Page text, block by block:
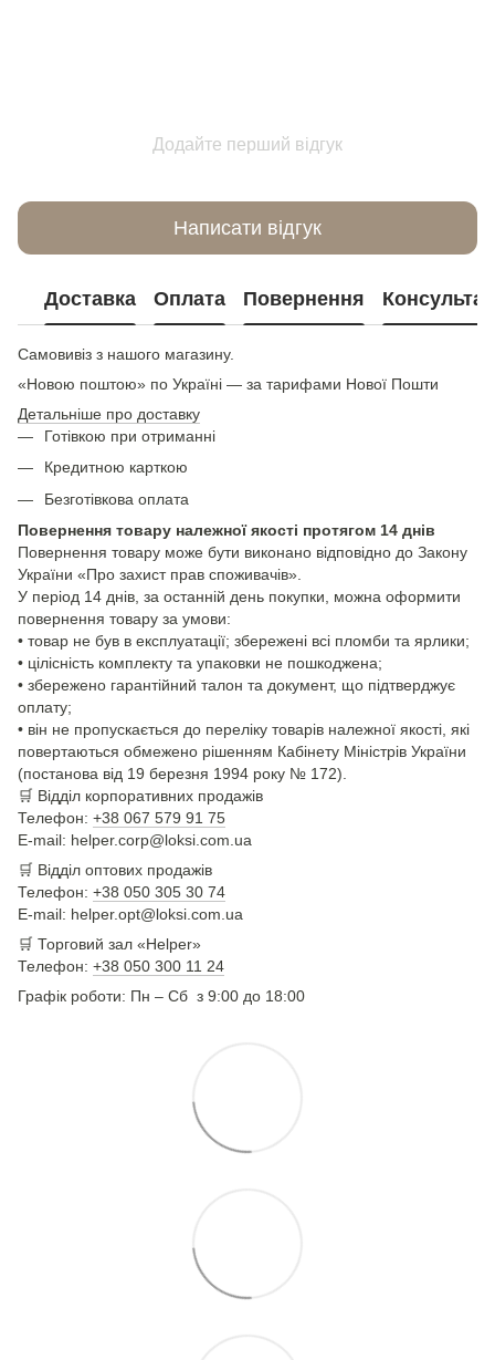
Додайте перший відгук
Написати відгук
Доставка Оплата Повернення
Самовивіз з нашого магазину.
«Новою поштою» по Україні — за тарифами Нової Пошти
Детальніше про доставку
Готівкою при отриманні
Кредитною карткою
Безготівкова оплата
Повернення товару належної якості протягом 14 днів
Повернення товару може бути виконано відповідно до Закону
України «Про захист прав споживачів».
У період 14 днів, за останній день покупки, можна оформити
повернення товару за умови:
• товар не був в експлуатації; збережені всі пломби та ярлики;
• цілісність комплекту та упаковки не пошкоджена;
• збережено гарантійний талон та документ, що підтверджує
оплату;
• він не пропускається до переліку товарів належної якості, які
повертаються обмежено рішенням Кабінету Міністрів України
(постанова від 19 березня 1994 року № 172).
🛒 Відділ корпоративних продажів
Телефон: +38 067 579 91 75
E-mail: helper.corp@loksi.com.ua
🛒 Відділ оптових продажів
Телефон: +38 050 305 30 74
E-mail: helper.opt@loksi.com.ua
🛒 Торговий зал «Helper»
Телефон: +38 050 300 11 24
Графік роботи: Пн – Сб з 9:00 до 18:00